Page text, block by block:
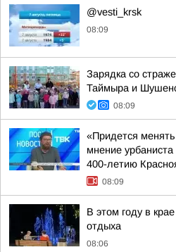
@vesti_krsk
08:09
Зарядка со
Таймыра и
08:09
«Придется
мнение урбаниста
400-летию
08:09
В этом году в
отдыха
08:06